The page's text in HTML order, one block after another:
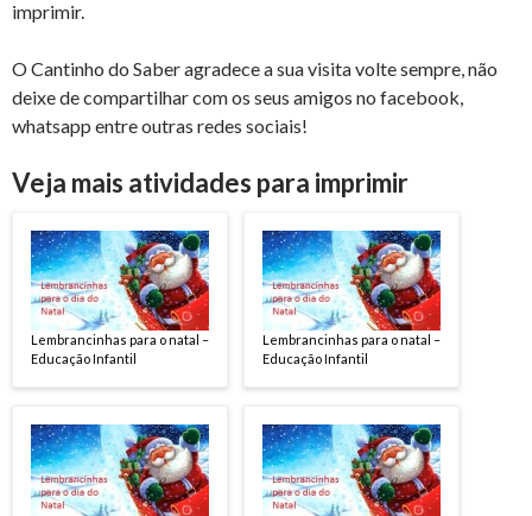
imprimir.
O Cantinho do Saber agradece a sua visita volte sempre, não
deixe de compartilhar com os seus amigos no facebook,
whatsapp entre outras redes sociais!
Veja mais atividades para imprimir
Lembrancinhas para o natal –
Educação Infantil
Lembrancinhas para o natal –
Educação Infantil